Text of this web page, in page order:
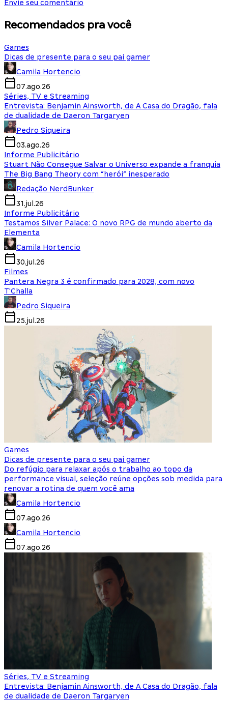
Envie seu comentário
Recomendados pra você
Games
Dicas de presente para o seu pai gamer
Camila Hortencio
07.ago.26
Séries, TV e Streaming
Entrevista: Benjamin Ainsworth, de A Casa do Dragão, fala
de dualidade de Daeron Targaryen
Pedro Siqueira
03.ago.26
Informe Publicitário
Stuart Não Consegue Salvar o Universo expande a franquia
The Big Bang Theory com “herói” inesperado
Redação NerdBunker
31.jul.26
Informe Publicitário
Testamos Silver Palace: O novo RPG de mundo aberto da
Elementa
Camila Hortencio
30.jul.26
Filmes
Pantera Negra 3 é confirmado para 2028, com novo
T'Challa
Pedro Siqueira
25.jul.26
Games
Dicas de presente para o seu pai gamer
Do refúgio para relaxar após o trabalho ao topo da
performance visual, seleção reúne opções sob medida para
renovar a rotina de quem você ama
Camila Hortencio
07.ago.26
Camila Hortencio
07.ago.26
Séries, TV e Streaming
Entrevista: Benjamin Ainsworth, de A Casa do Dragão, fala
de dualidade de Daeron Targaryen